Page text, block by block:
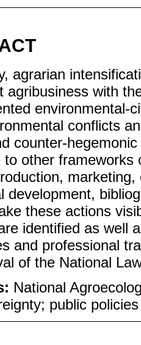
agrarian
agribusiness with
environmental-
conflicts
counter-
to other
development,
these actions
identified as well
and professional
of the National
National
public policies